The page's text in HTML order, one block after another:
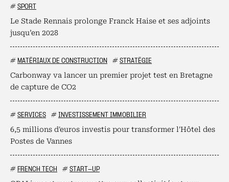
# SPORT
Le Stade Rennais prolonge Franck Haise et ses adjoints
jusqu’en 2028
# MATÉRIAUX DE CONSTRUCTION # STRATÉGIE
Carbonway va lancer un premier projet test en Bretagne
de capture de CO2
# SERVICES # INVESTISSEMENT IMMOBILIER
6,5 millions d'euros investis pour transformer l'Hôtel des
Postes de Vannes
# FRENCH TECH # START-UP